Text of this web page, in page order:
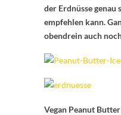
der Erdnüsse genau
empfehlen kann.
obendrein auch
Vegan Peanut